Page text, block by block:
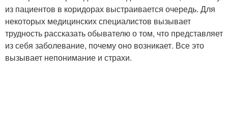
из пациентов в коридорах выстраивается очередь. Для
некоторых медицинских специалистов вызывает
трудность рассказать обывателю о том, что представляет
из себя заболевание, почему оно возникает. Все это
вызывает непонимание и страхи.